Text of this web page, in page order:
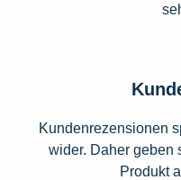
Kundenrezensionen
wider. Daher geben
Produkt